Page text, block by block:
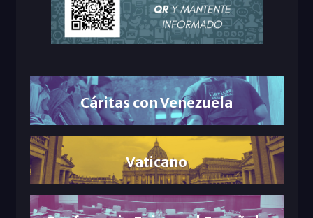
Cáritas con Venezuela
Vaticano